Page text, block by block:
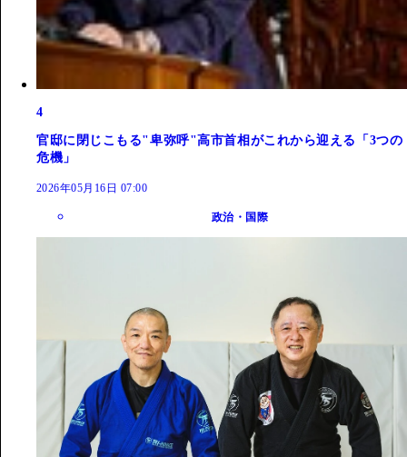
4
官邸に閉じこもる"卑弥呼"高市首相がこれから迎える「3つの
危機」
2026年05月16日 07:00
政治・国際